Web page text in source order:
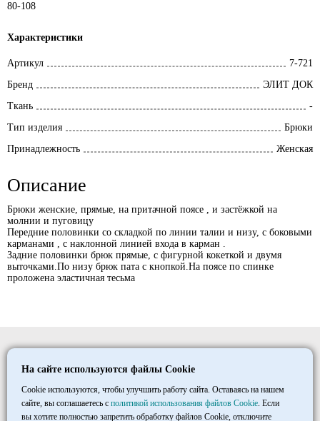
80-108
Характеристики
Артикул
7-721
Бренд
ЭЛИТ ДОК
Ткань
-
Тип изделия
Брюки
Принадлежность
Женская
Описание
Брюки женские, прямые, на притачной поясе , и застёжкой на
молнии и пуговицу
Передние половинки со складкой по линии талии и низу, с боковыми
карманами , с наклонной линией входа в карман .
Задние половинки брюк прямые, с фигурной кокеткой и двумя
выточками.По низу брюк пата с кнопкой.На поясе по спинке
проложена эластичная тесьма
©1997- 2026
ООО «ТД «МАКСИМУМ»
На сайте используются файлы Cookie
Cookie используются, чтобы улучшить работу сайта. Оставаясь на нашем
сайте, вы соглашаетесь с политикой использования файлов Cookie. Если
вы хотите полностью запретить обработку файлов Cookie, отключите